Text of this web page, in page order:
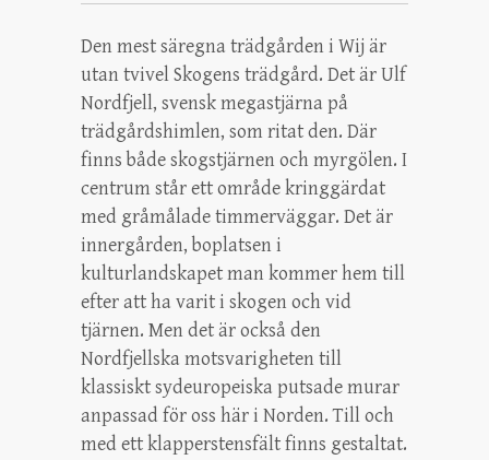
Den mest säregna trädgården i Wij är
utan tvivel Skogens trädgård. Det är Ulf
Nordfjell, svensk megastjärna på
trädgårdshimlen, som ritat den. Där
finns både skogstjärnen och myrgölen. I
centrum står ett område kringgärdat
med gråmålade timmerväggar. Det är
innergården, boplatsen i
kulturlandskapet man kommer hem till
efter att ha varit i skogen och vid
tjärnen. Men det är också den
Nordfjellska motsvarigheten till
klassiskt sydeuropeiska putsade murar
anpassad för oss här i Norden. Till och
med ett klapperstensfält finns gestaltat.